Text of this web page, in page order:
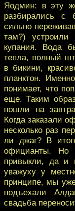
Яодмин: в эту
разбирались с
сильно
там?)
купания. Вода
тепла, полный
в бикини,
планктон.
понимает, что
еще. Таким
пошли на
Когда заказали
несколько раз
ли джаг? В
официанты. Но
привыкли, да и
уважуху у
принципе, мы
подъехали
свадьба